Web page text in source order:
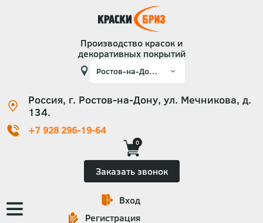
Производство красок и
декоративных покрытий
Россия, г. Ростов-на-Дону, ул. Мечникова, д.
134.
+7 928 296-19-64
0
Заказать звонок
Основная
Вход
Регистрация